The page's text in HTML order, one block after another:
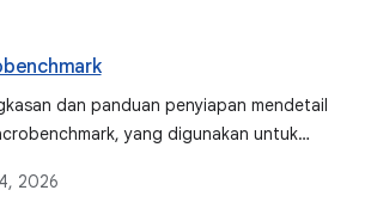
dan panduan penyiapan mendetail
yang digunakan untuk
dan interaksi UI yang kompleks.
2026